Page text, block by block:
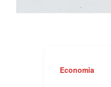
Economia